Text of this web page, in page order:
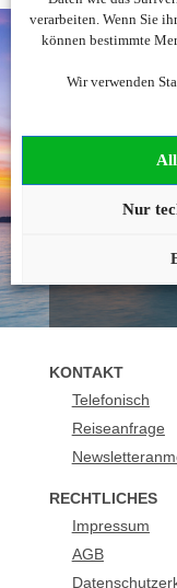
verarbeiten. Wenn Sie
können bestimmte
Wir verwenden
Nur
Wir
KONTAKT
Telefonisch
Reiseanfrage
RECHTLICHES
Impressum
AGB